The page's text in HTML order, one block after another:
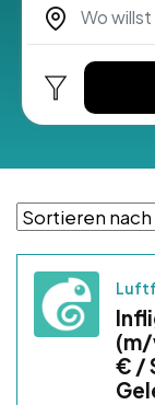
(m/
€ /